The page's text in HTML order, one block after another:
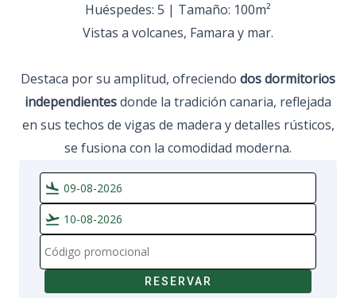
Huéspedes: 5 | Tamaño: 100m²
Vistas a volcanes, Famara y mar.
Destaca por su amplitud, ofreciendo dos dormitorios
independientesdonde la tradición canaria, reflejada
en sus techos de vigas de madera y detalles rústicos,
se fusiona con la comodidad moderna.
flight_land
flight_takeoff
RESERVAR